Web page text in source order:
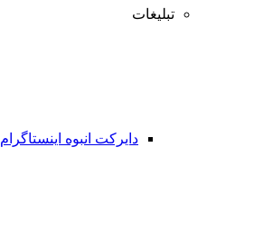
تبلیغات
دایرکت انبوه اینستاگرام